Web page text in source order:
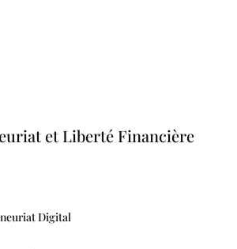
et Liberté Financière
Digital